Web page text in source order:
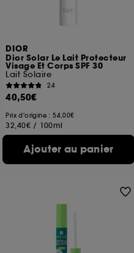
DIOR
Dior Solar Le Lait Protecteur
Visage Et Corps SPF 30
Lait Solaire
24
40,50€
Prix d'origine : 54,00€
32,40€ / 100ml
Ajouter au panier